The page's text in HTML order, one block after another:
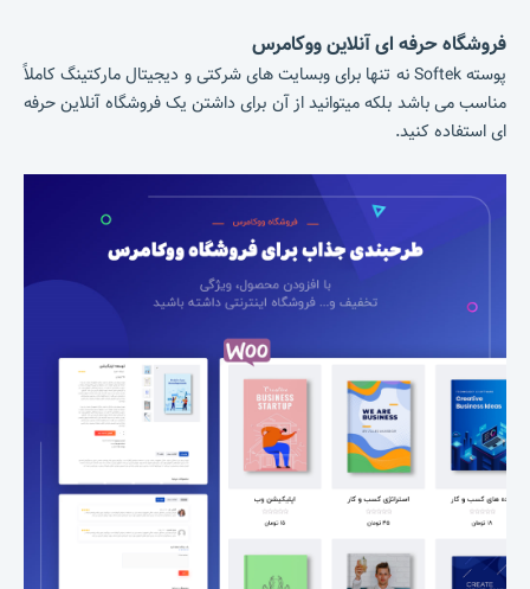
فروشگاه حرفه ای آنلاین ووکامرس
پوسته Softek نه تنها برای وبسایت های شرکتی و دیجیتال مارکتینگ کاملاً
مناسب می باشد بلکه میتوانید از آن برای داشتن یک فروشگاه آنلاین حرفه
ای استفاده کنید.